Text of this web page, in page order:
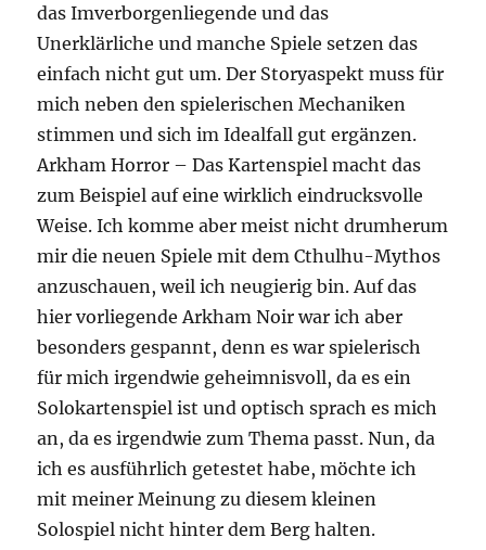
das Imverborgenliegende und das
Unerklärliche und manche Spiele setzen das
einfach nicht gut um. Der Storyaspekt muss für
mich neben den spielerischen Mechaniken
stimmen und sich im Idealfall gut ergänzen.
Arkham Horror – Das Kartenspiel macht das
zum Beispiel auf eine wirklich eindrucksvolle
Weise. Ich komme aber meist nicht drumherum
mir die neuen Spiele mit dem Cthulhu-Mythos
anzuschauen, weil ich neugierig bin. Auf das
hier vorliegende Arkham Noir war ich aber
besonders gespannt, denn es war spielerisch
für mich irgendwie geheimnisvoll, da es ein
Solokartenspiel ist und optisch sprach es mich
an, da es irgendwie zum Thema passt. Nun, da
ich es ausführlich getestet habe, möchte ich
mit meiner Meinung zu diesem kleinen
Solospiel nicht hinter dem Berg halten.